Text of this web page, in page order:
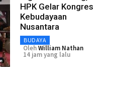
HPK Gelar Kongres
Kebudayaan
Nusantara
BUDAYA
OlehWilliam Nathan
14 jam yang lalu